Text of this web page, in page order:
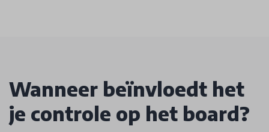
Wanneer beïnvloedt het
je controle op het board?